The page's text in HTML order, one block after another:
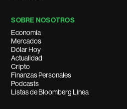
SOBRE NOSOTROS
Economía
Mercados
Dólar Hoy
Actualidad
Cripto
Finanzas Personales
Podcasts
Listas de Bloomberg Línea